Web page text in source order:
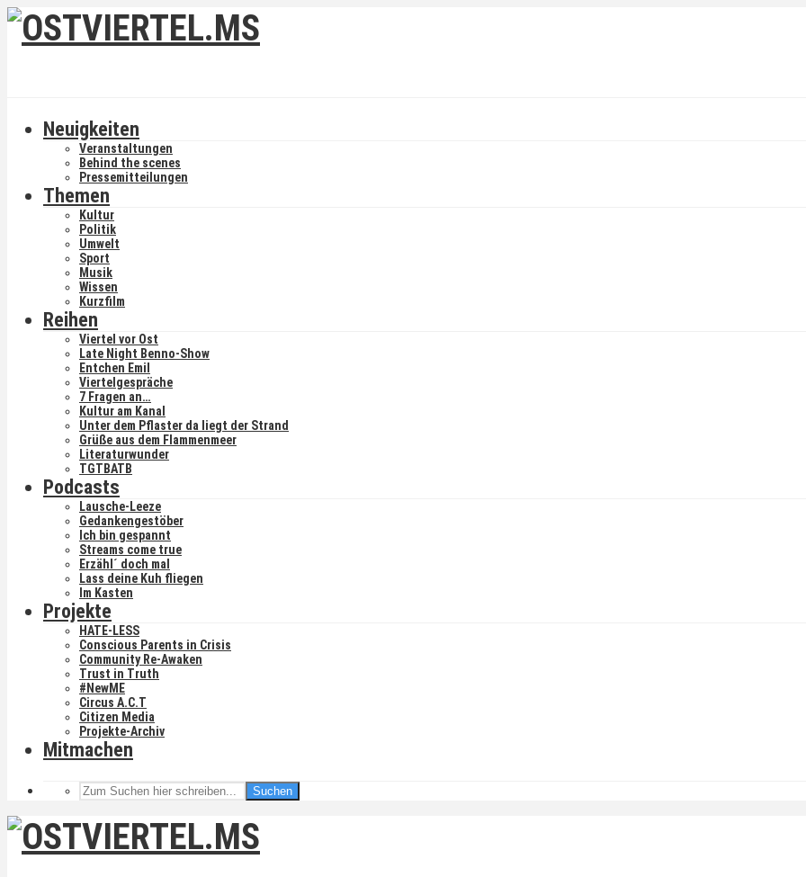
Neuigkeiten
Veranstaltungen
Behind the scenes
Pressemitteilungen
Themen
Kultur
Politik
Umwelt
Sport
Musik
Wissen
Kurzfilm
Reihen
Viertel vor Ost
Late Night Benno-Show
Entchen Emil
Viertelgespräche
7 Fragen an…
Kultur am Kanal
Unter dem Pflaster da liegt der Strand
Grüße aus dem Flammenmeer
Literaturwunder
TGTBATB
Podcasts
Lausche-Leeze
Gedankengestöber
Ich bin gespannt
Streams come true
Erzähl´ doch mal
Lass deine Kuh fliegen
Im Kasten
Projekte
HATE-LESS
Conscious Parents in Crisis
Community Re-Awaken
Trust in Truth
#NewME
Circus A.C.T
Citizen Media
Projekte-Archiv
Mitmachen
Suchen